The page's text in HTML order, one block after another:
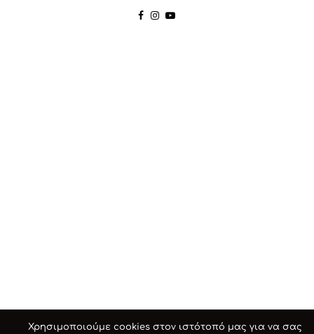
Χρησιμοποιούμε cookies στον ιστότοπό μας για να σας